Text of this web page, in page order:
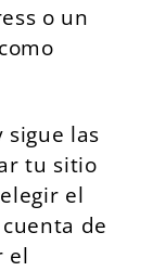
o un
sigue las
tu sitio
el
de
el